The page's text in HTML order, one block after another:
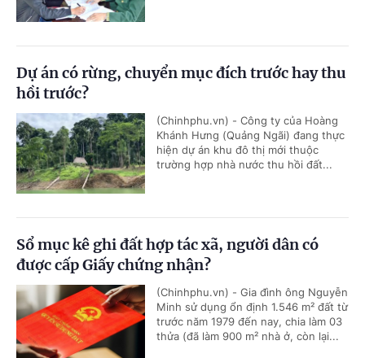
Dự án có rừng, chuyển mục đích trước hay thu
hồi trước?
(Chinhphu.vn) - Công ty của Hoàng
Khánh Hưng (Quảng Ngãi) đang thực
hiện dự án khu đô thị mới thuộc
trường hợp nhà nước thu hồi đất...
Sổ mục kê ghi đất hợp tác xã, người dân có
được cấp Giấy chứng nhận?
(Chinhphu.vn) - Gia đình ông Nguyễn
Minh sử dụng ổn định 1.546 m² đất từ
trước năm 1979 đến nay, chia làm 03
thửa (đã làm 900 m² nhà ở, còn lại...